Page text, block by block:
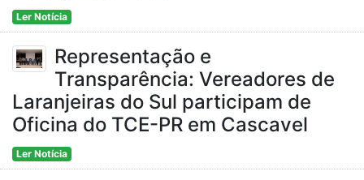
Ler Notícia
Representação e
Transparência: Vereadores de
Laranjeiras do Sul participam de
Oficina do TCE-PR em Cascavel
Ler Notícia